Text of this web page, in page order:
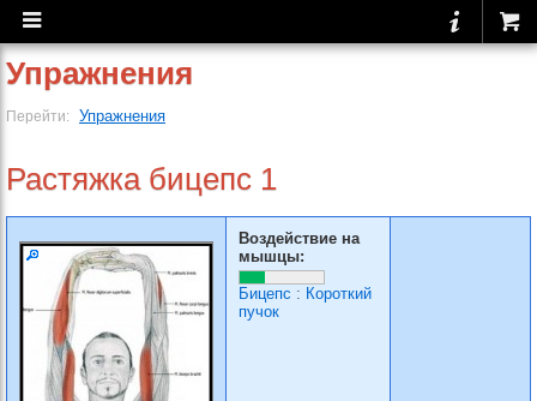
Упражнения
Перейти: Упражнения
Растяжка бицепс 1
Воздействие на
мышцы:
Бицепс : Короткий
пучок